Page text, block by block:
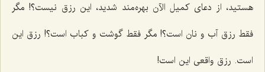
هستید، از دعای كمیل الآن بهره‌مند شدید، این رزق نیست؟! مگر
فقط رزق آب و نان است؟! مگر فقط گوشت و كباب است؟! رزق این
است. رزق واقعی این است!